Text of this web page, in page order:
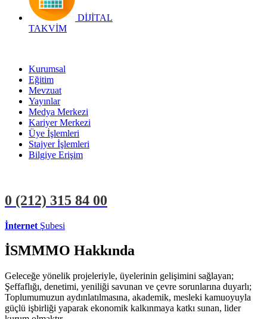
DİJİTAL
TAKVİM
Kurumsal
Eğitim
Mevzuat
Yayınlar
Medya Merkezi
Kariyer Merkezi
Üye İşlemleri
Stajyer İşlemleri
Bilgiye Erişim
0 (212) 315 84 00
İnternet Şubesi
İSMMMO Hakkında
Geleceğe yönelik projeleriyle, üyelerinin gelişimini sağlayan;
Şeffaflığı, denetimi, yeniliği savunan ve çevre sorunlarına duyarlı;
Toplumumuzun aydınlatılmasına, akademik, mesleki kamuoyuyla
güçlü işbirliği yaparak ekonomik kalkınmaya katkı sunan, lider